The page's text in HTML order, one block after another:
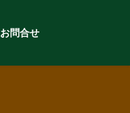
お問合せ